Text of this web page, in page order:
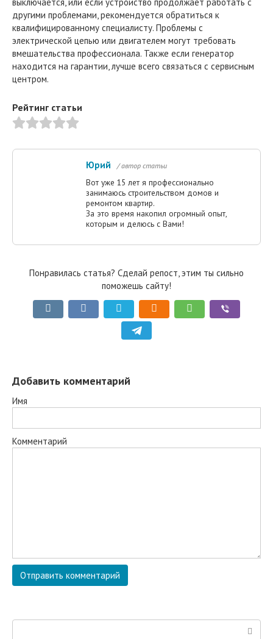
другими проблемами, рекомендуется обратиться к
квалифицированному специалисту. Проблемы с
электрической цепью или двигателем могут требовать
вмешательства профессионала. Также если генератор
находится на гарантии, лучше всего связаться с сервисным
центром.
Рейтинг статьи
Юрий / автор статьи
Вот уже 15 лет я профессионально
занимаюсь строительством домов и
ремонтом квартир.
За это время накопил огромный опыт,
которым и делюсь с Вами!
Понравилась статья? Сделай репост, этим ты сильно
поможешь сайту!
Добавить комментарий
Имя
Комментарий